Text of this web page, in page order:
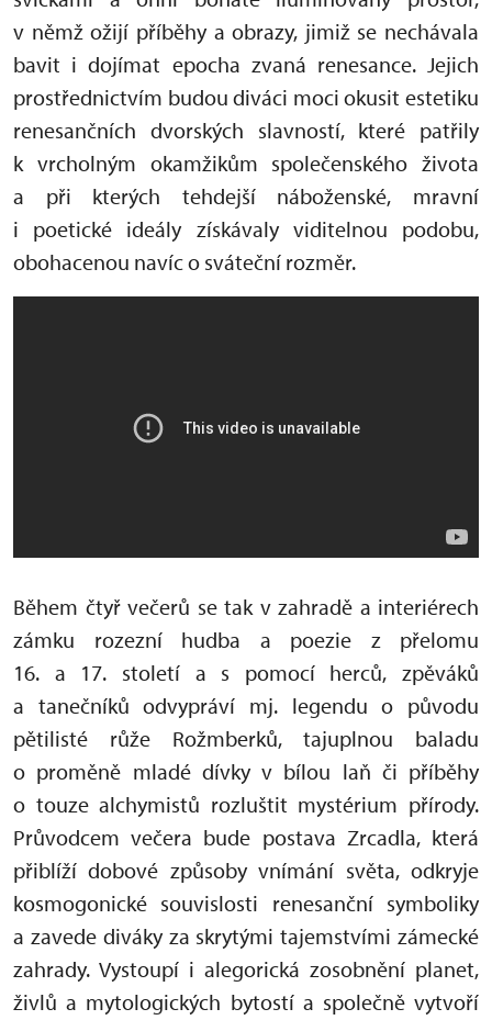
v němž ožijí příběhy a obrazy, jimiž se nechávala
bavit i dojímat epocha zvaná renesance. Jejich
prostřednictvím budou diváci moci okusit estetiku
renesančních dvorských slavností, které patřily
k vrcholným okamžikům společenského života
a při kterých tehdejší náboženské, mravní
i poetické ideály získávaly viditelnou podobu,
obohacenou navíc o sváteční rozměr.
Během čtyř večerů se tak v zahradě a interiérech
zámku rozezní hudba a poezie z přelomu
16. a 17. století a s pomocí herců, zpěváků
a tanečníků odvypráví mj. legendu o původu
pětilisté růže Rožmberků, tajuplnou baladu
o proměně mladé dívky v bílou laň či příběhy
o touze alchymistů rozluštit mystérium přírody.
Průvodcem večera bude postava Zrcadla, která
přiblíží dobové způsoby vnímání světa, odkryje
kosmogonické souvislosti renesanční symboliky
a zavede diváky za skrytými tajemstvími zámecké
zahrady. Vystoupí i alegorická zosobnění planet,
živlů a mytologických bytostí a společně vytvoří